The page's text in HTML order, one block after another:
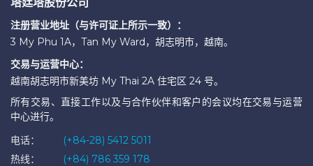
注册营业地址（与许可证上所示一致）：
3 My Phu 1A，Tan My Ward，胡志明市，越南。
交易与运营中心：
越南胡志明市新美坊 My Thai 2A 住宅区 24 号。
所有交易、直接工作以及与合作伙伴和客户的会议均在交易与运营
中心进行。
电话：
(+84-28) 5412 5011
热线：
(+84) 786 359 178